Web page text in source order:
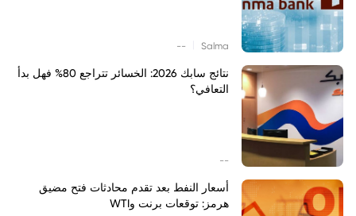
Salma
--
نتائج سابك 2026: الخسائر تتراجع 80% فهل بدأ
التعافي؟
--
أسعار النفط بعد تقدم محادثات فتح مضيق
هرمز: توقعات برنت وWTI